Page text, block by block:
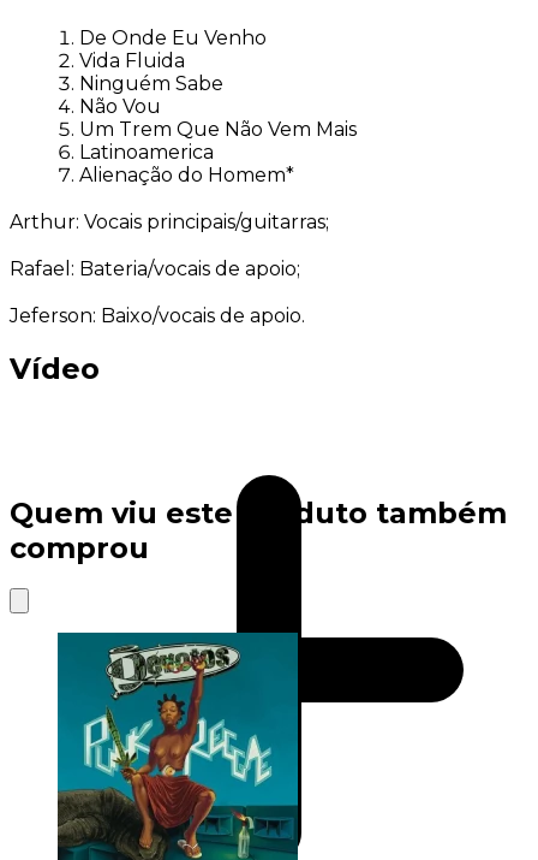
De Onde Eu Venho
Vida Fluida
Ninguém Sabe
Não Vou
Um Trem Que Não Vem Mais
Latinoamerica
Alienação do Homem*
Arthur: Vocais principais/guitarras;
Rafael: Bateria/vocais de apoio;
Jeferson: Baixo/vocais de apoio.
Vídeo
Quem viu este produto também
comprou